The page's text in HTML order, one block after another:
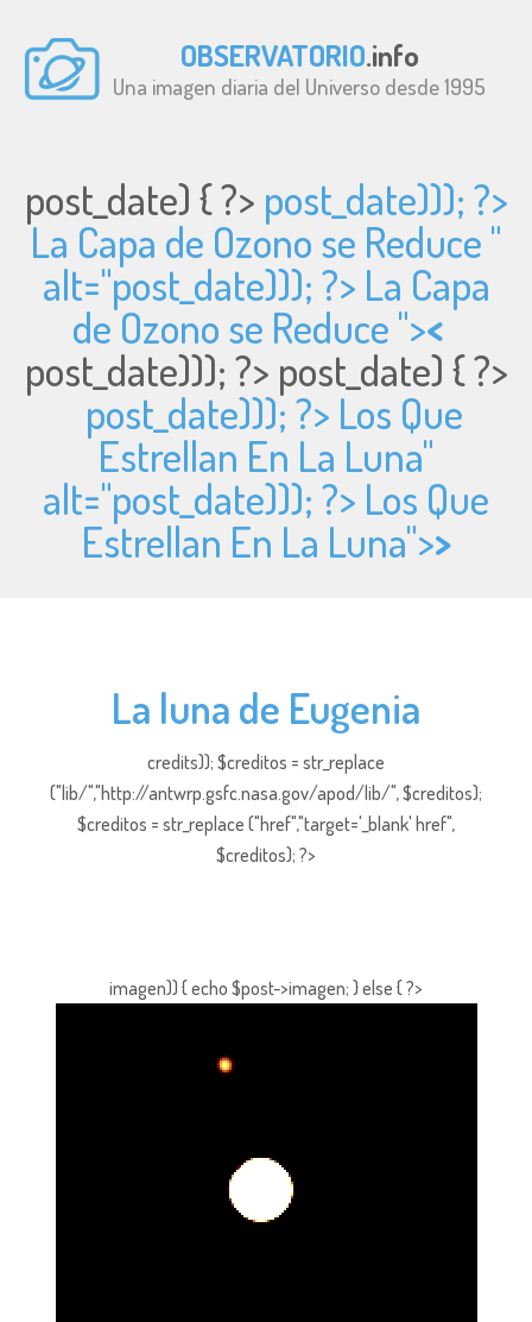
OBSERVATORIO.info
Una imagen diaria del Universo desde 1995
post_date) { ?> post_date))); ?>
La Capa de Ozono se Reduce "
alt="post_date))); ?> La Capa
de Ozono se Reduce "><
post_date))); ?> post_date) { ?>
post_date))); ?> Los Que
Estrellan En La Luna"
alt="post_date))); ?> Los Que
Estrellan En La Luna">>
La luna de Eugenia
credits)); $creditos = str_replace
("lib/","http://antwrp.gsfc.nasa.gov/apod/lib/", $creditos);
$creditos = str_replace ("href","target='_blank' href",
$creditos); ?>
imagen)) { echo $post->imagen; } else { ?>